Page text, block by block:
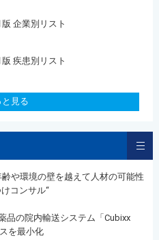
企業別リスト
疾患別リスト
と見る
や環境の壁を越えて人材の可能性
コンサル“
の院内輸送システム「Cubixx
を最小化